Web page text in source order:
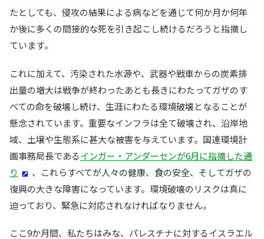
たとしても、侵攻の結果による病などを通じて何か月か何年
か後に多くの間接的な死を引き起こし続けるだろうと指摘し
ています。
これに加えて、汚染された水源や、武器や戦車からの炭素排
出量の増大は戦争が終わったあとも長きにわたってガザのす
べての命を破壊し続け、生涯にわたる環境破壊となることが
懸念されています。重要なインフラは全て破壊され、沿岸地
域、土壌や生態系に甚大な被害を与えています。国連環境計
画事務局長であるインガー・アンダーセンが6月に指摘した通
り
、これらすべてが人々の健康、食の安全、そしてガザの
復興の大きな障害になっています。環境破壊のリスクは真に
迫っており、緊急に対応されなければなりません。
ここ9か月間、私たちはみな、パレスチナに対するイスラエル